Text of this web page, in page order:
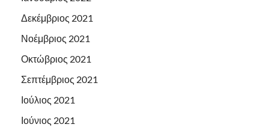
Δεκέμβριος 2021
Νοέμβριος 2021
Οκτώβριος 2021
Σεπτέμβριος 2021
Ιούλιος 2021
Ιούνιος 2021